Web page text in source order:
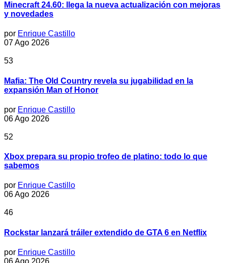
Minecraft 24.60: llega la nueva actualización con mejoras
y novedades
por Enrique Castillo
07 Ago 2026
53
Mafia: The Old Country revela su jugabilidad en la
expansión Man of Honor
por Enrique Castillo
06 Ago 2026
52
Xbox prepara su propio trofeo de platino: todo lo que
sabemos
por Enrique Castillo
06 Ago 2026
46
Rockstar lanzará tráiler extendido de GTA 6 en Netflix
por Enrique Castillo
06 Ago 2026